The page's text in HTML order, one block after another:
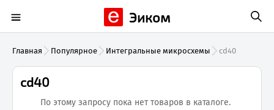
Эиком
Главная Популярное Интегральные микросхемы cd40
cd40
По этому запросу пока нет товаров в каталоге.